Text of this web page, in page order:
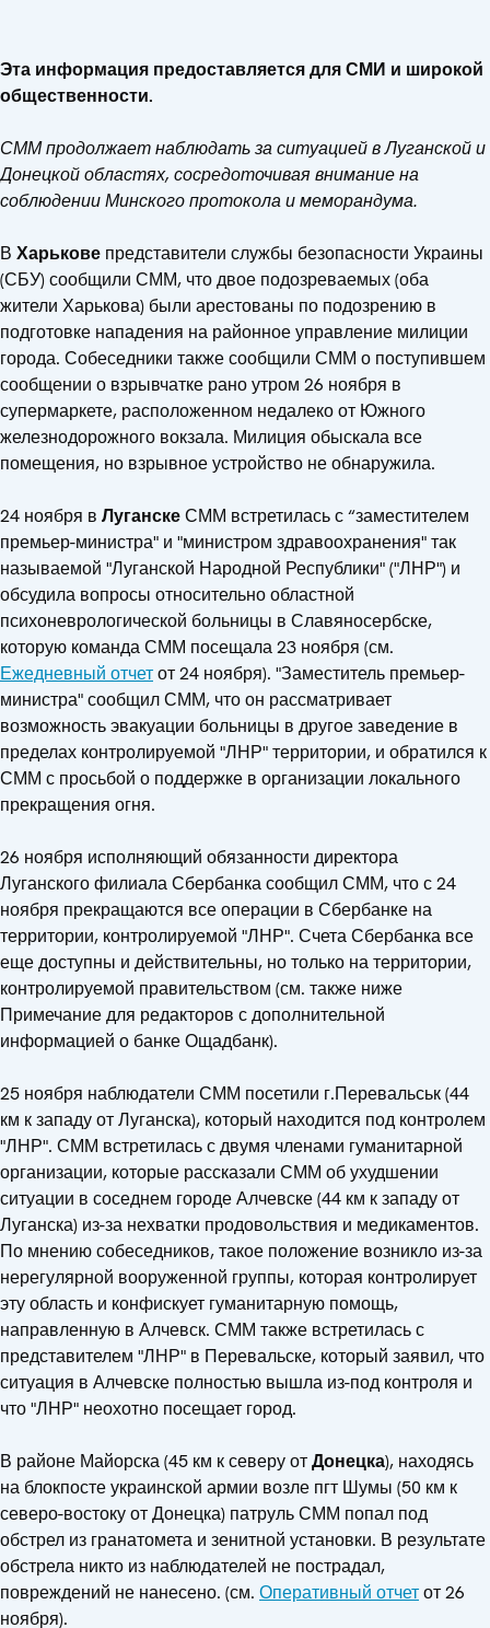
Эта информация предоставляется для СМИ и широкой
общественности.
СММ продолжает наблюдать за ситуацией в Луганской и
Донецкой областях, сосредоточивая внимание на
соблюдении Минского протокола и меморандума.
В Харькове представители службы безопасности Украины
(СБУ) сообщили СММ, что двое подозреваемых (оба
жители Харькова) были арестованы по подозрению в
подготовке нападения на районное управление милиции
города. Собеседники также сообщили СММ о поступившем
сообщении о взрывчатке рано утром 26 ноября в
супермаркете, расположенном недалеко от Южного
железнодорожного вокзала. Милиция обыскала все
помещения, но взрывное устройство не обнаружила.
24 ноября в ЛуганскеСММ встретилась с “заместителем
премьер-министра" и "министром здравоохранения" так
называемой "Луганской Народной Республики" ("ЛНР") и
обсудила вопросы относительно областной
психоневрологической больницы в Славяносербске,
которую команда СММ посещала 23 ноября (см.
Ежедневный отчетот 24 ноября). "Заместитель премьер-
министра" сообщил СММ, что он рассматривает
возможность эвакуации больницы в другое заведение в
пределах контролируемой "ЛНР" территории, и обратился к
СММ с просьбой о поддержке в организации локального
прекращения огня.
26 ноября исполняющий обязанности директора
Луганского филиала Сбербанка сообщил СММ, что с 24
ноября прекращаются все операции в Сбербанке на
территории, контролируемой "ЛНР". Счета Сбербанка все
еще доступны и действительны, но только на территории,
контролируемой правительством (см. также ниже
Примечание для редакторов с дополнительной
информацией о банке Ощадбанк).
25 ноября наблюдатели СММ посетили г.Перевальськ (44
км к западу от Луганска), который находится под контролем
"ЛНР". СММ встретилась с двумя членами гуманитарной
организации, которые рассказали СММ об ухудшении
ситуации в соседнем городе Алчевске (44 км к западу от
Луганска) из-за нехватки продовольствия и медикаментов.
По мнению собеседников, такое положение возникло из-за
нерегулярной вооруженной группы, которая контролирует
эту область и конфискует гуманитарную помощь,
направленную в Алчевск. СММ также встретилась с
представителем "ЛНР" в Перевальске, который заявил, что
ситуация в Алчевске полностью вышла из-под контроля и
что "ЛНР" неохотно посещает город.
В районе Майорска (45 км к северу отДонецка), находясь
на блокпосте украинской армии возле пгт Шумы (50 км к
северо-востоку от Донецка) патруль СММ попал под
обстрел из гранатомета и зенитной установки. В результате
обстрела никто из наблюдателей не пострадал,
повреждений не нанесено. (см. Оперативный отчетот 26
ноября).